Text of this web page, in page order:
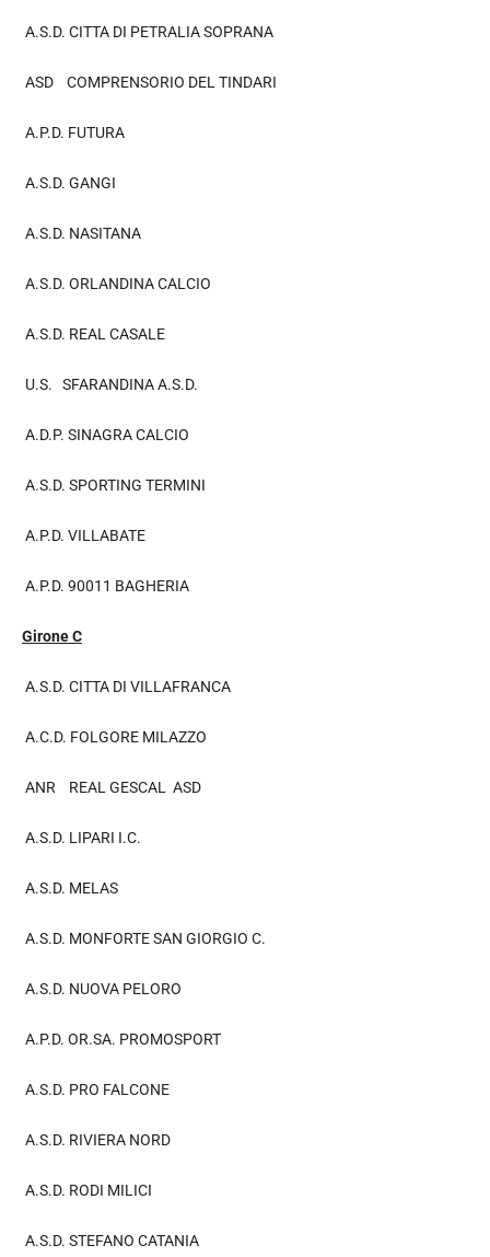
A.S.D. CITTA DI PETRALIA SOPRANA
ASD COMPRENSORIO DEL TINDARI
A.P.D. FUTURA
A.S.D. GANGI
A.S.D. NASITANA
A.S.D. ORLANDINA CALCIO
A.S.D. REAL CASALE
U.S. SFARANDINA A.S.D.
A.D.P. SINAGRA CALCIO
A.S.D. SPORTING TERMINI
A.P.D. VILLABATE
A.P.D. 90011 BAGHERIA
Girone C
A.S.D. CITTA DI VILLAFRANCA
A.C.D. FOLGORE MILAZZO
ANR REAL GESCAL ASD
A.S.D. LIPARI I.C.
A.S.D. MELAS
A.S.D. MONFORTE SAN GIORGIO C.
A.S.D. NUOVA PELORO
A.P.D. OR.SA. PROMOSPORT
A.S.D. PRO FALCONE
A.S.D. RIVIERA NORD
A.S.D. RODI MILICI
A.S.D. STEFANO CATANIA